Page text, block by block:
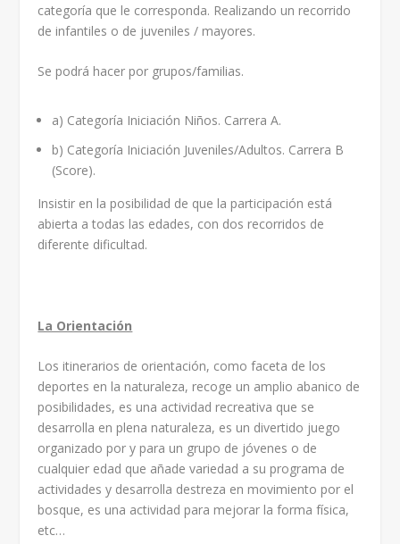
categoría que le corresponda. Realizando un recorrido
de infantiles o de juveniles / mayores.
Se podrá hacer por grupos/familias.
a) Categoría Iniciación Niños. Carrera A.
b) Categoría Iniciación Juveniles/Adultos. Carrera B
(Score).
Insistir en la posibilidad de que la participación está
abierta a todas las edades, con dos recorridos de
diferente dificultad.
La Orientación
Los itinerarios de orientación, como faceta de los
deportes en la naturaleza, recoge un amplio abanico de
posibilidades, es una actividad recreativa que se
desarrolla en plena naturaleza, es un divertido juego
organizado por y para un grupo de jóvenes o de
cualquier edad que añade variedad a su programa de
actividades y desarrolla destreza en movimiento por el
bosque, es una actividad para mejorar la forma física,
etc…